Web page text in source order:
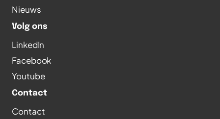
Nieuws
Volg ons
LinkedIn
Facebook
Youtube
Contact
Contact